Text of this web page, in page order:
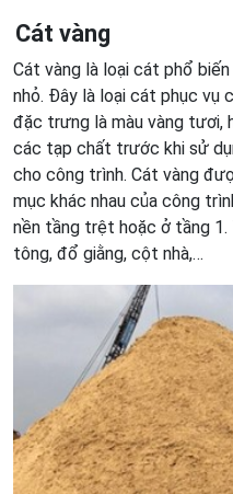
Cát vàng
Cát vàng là loại cát phổ
nhỏ. Đây là loại cát phục vụ
đặc trưng là màu vàng tươi,
các tạp chất trước khi sử
cho công trình. Cát vàng
mục khác nhau của công
nền tầng trệt hoặc ở tầng
tông, đổ giằng, cột nhà,…